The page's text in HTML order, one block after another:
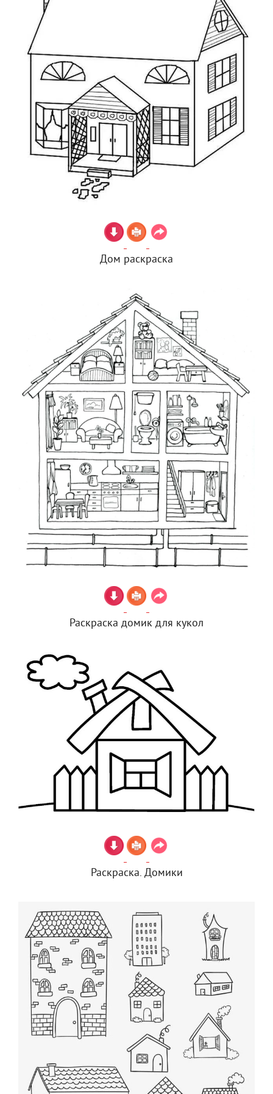
Дом раскраска
Раскраска домик для кукол
Раскраска. Домики